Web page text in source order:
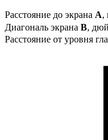
Расстояние до экрана A,
Диагональ экрана B,
Расстояние от уровня